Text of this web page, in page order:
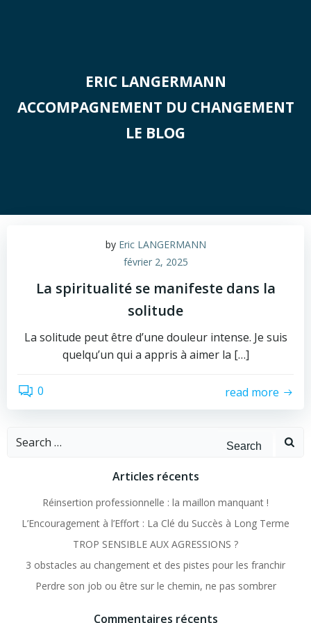
ERIC LANGERMANN
ACCOMPAGNEMENT DU CHANGEMENT
LE BLOG
by Eric LANGERMANN
février 2, 2025
La spiritualité se manifeste dans la
solitude
La solitude peut être d’une douleur intense. Je suis
quelqu’un qui a appris à aimer la […]
0 read more
Search
Articles récents
Réinsertion professionnelle : la maillon manquant !
L’Encouragement à l’Effort : La Clé du Succès à Long Terme
TROP SENSIBLE AUX AGRESSIONS ?
3 obstacles au changement et des pistes pour les franchir
Perdre son job ou être sur le chemin, ne pas sombrer
Commentaires récents